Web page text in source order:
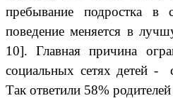
пребывание подростка в
поведение меняется в
10]. Главная причина
социальных сетях детей -
Так ответили 58%